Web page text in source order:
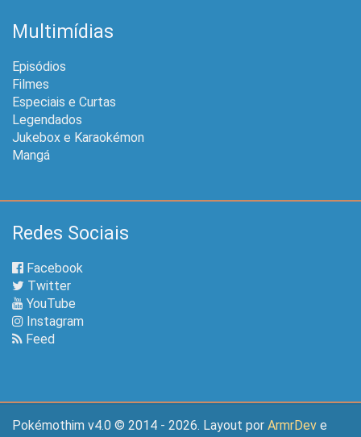
Multimídias
Episódios
Filmes
Especiais e Curtas
Legendados
Jukebox e Karaokémon
Mangá
Redes Sociais
Facebook
Twitter
YouTube
Instagram
Feed
Pokémothim v4.0 © 2014 - 2026. Layout por ArmrDev e